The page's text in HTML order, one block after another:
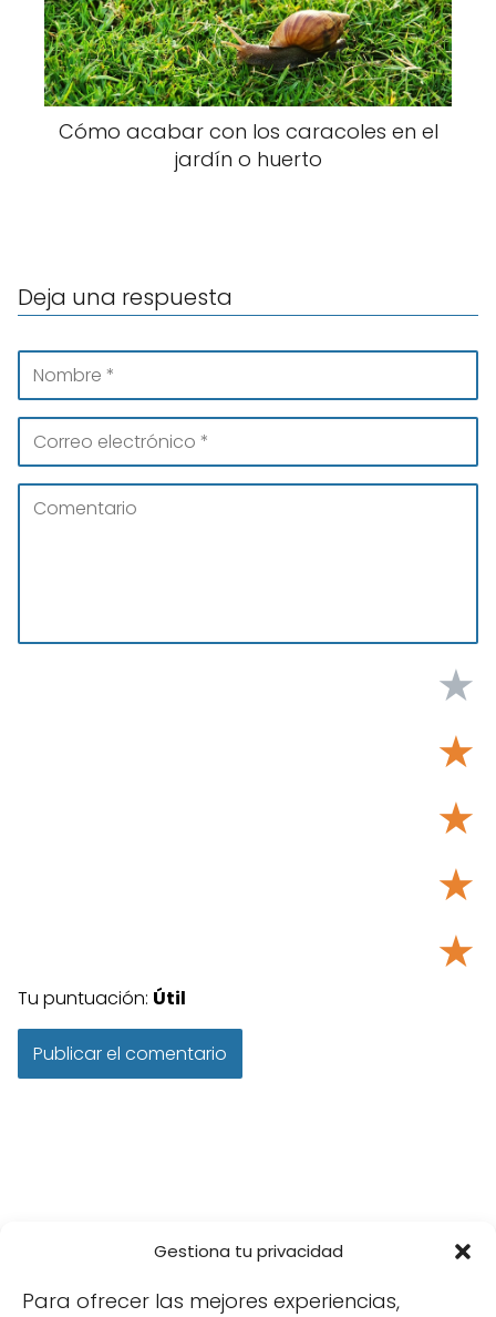
Gestiona tu privacidad
Para ofrecer las mejores experiencias,
Cómo acabar con los caracoles en el
jardín o huerto
Deja una respuesta
★
★
★
★
★
Tu puntuación: Útil